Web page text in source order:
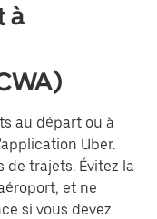
à
au départ ou à
Uber.
de trajets. Évitez la
et ne
si vous devez